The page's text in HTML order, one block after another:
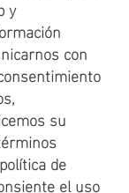
y
con
su
de
el uso